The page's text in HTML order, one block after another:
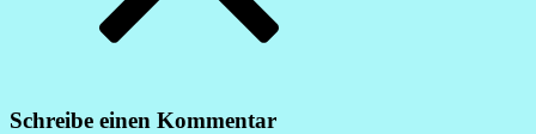
Schreibe einen Kommentar